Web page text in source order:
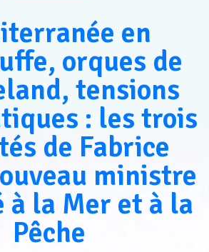
en
orques de
tensions
: les trois
de Fabrice
ministre
à la Mer et à la
Pêche